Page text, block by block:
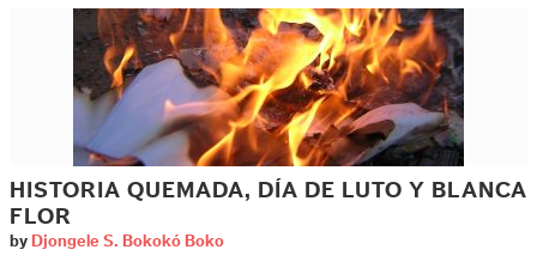
HISTORIA QUEMADA, DÍA DE LUTO Y BLANCA
FLOR
by Djongele S. Bokokó Boko